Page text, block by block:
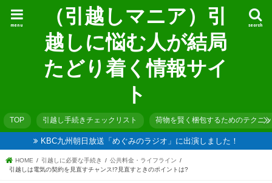
（引越しマニア）引
越しに悩む人が結局
たどり着く情報サイ
ト
search
menu
TOP 引越し手続きチェックリスト 荷物を賢く梱包するためのテクニ
KBC九州朝日放送「めぐみのラジオ」に出演しました！
HOME 引越しに必要な手続き
公共料金・ライフライン
引越しは電気の契約を見直すチャンス!?見直すときのポイントは?